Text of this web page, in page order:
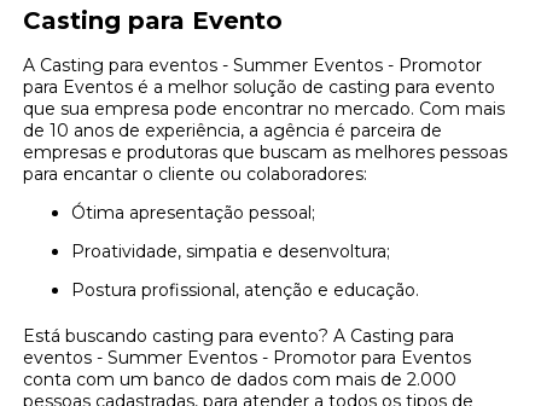
Casting para Evento
A Casting para eventos - Summer Eventos - Promotor
para Eventos é a melhor solução de casting para evento
que sua empresa pode encontrar no mercado. Com mais
de 10 anos de experiência, a agência é parceira de
empresas e produtoras que buscam as melhores pessoas
para encantar o cliente ou colaboradores:
Ótima apresentação pessoal;
Proatividade, simpatia e desenvoltura;
Postura profissional, atenção e educação.
Está buscando casting para evento? A Casting para
eventos - Summer Eventos - Promotor para Eventos
conta com um banco de dados com mais de 2.000
pessoas cadastradas, para atender a todos os tipos de